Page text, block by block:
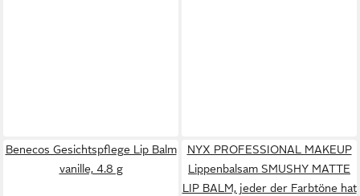
Benecos Gesichtspflege Lip Balm
vanille, 4.8 g
NYX PROFESSIONAL MAKEUP
Lippenbalsam SMUSHY MATTE
LIP BALM, jeder der Farbtöne hat